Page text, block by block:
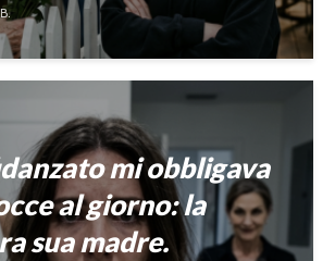
mi obbligava
al giorno: la
sua madre.